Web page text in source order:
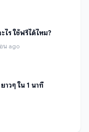
ร ใช้ฟรีได้ไหม?
น ago
าวๆ ใน 1 นาที